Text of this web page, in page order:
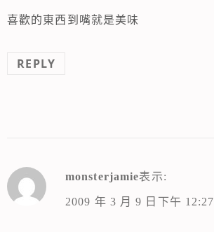
喜歡的東西到嘴就是美味
REPLY
monsterjamie表示:
2009 年 3 月 9 日下午 12:27